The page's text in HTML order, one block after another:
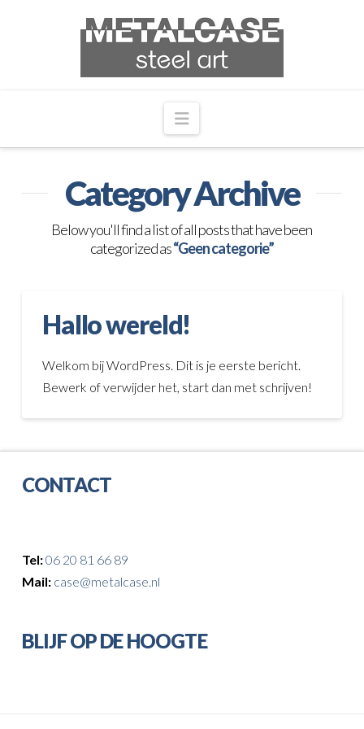
Navigation
Category Archive
Below you'll find a list of all posts that have been
categorized as“Geen categorie”
Hallo wereld!
Welkom bij WordPress. Dit is je eerste bericht.
Bewerk of verwijder het, start dan met schrijven!
CONTACT
Tel:06 20 81 66 89
Mail: case@metalcase.nl
BLIJF OP DE HOOGTE